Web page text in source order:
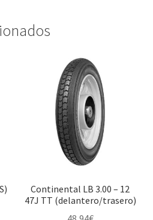
Continental LB 3.00 – 12
47J TT (delantero/trasero)